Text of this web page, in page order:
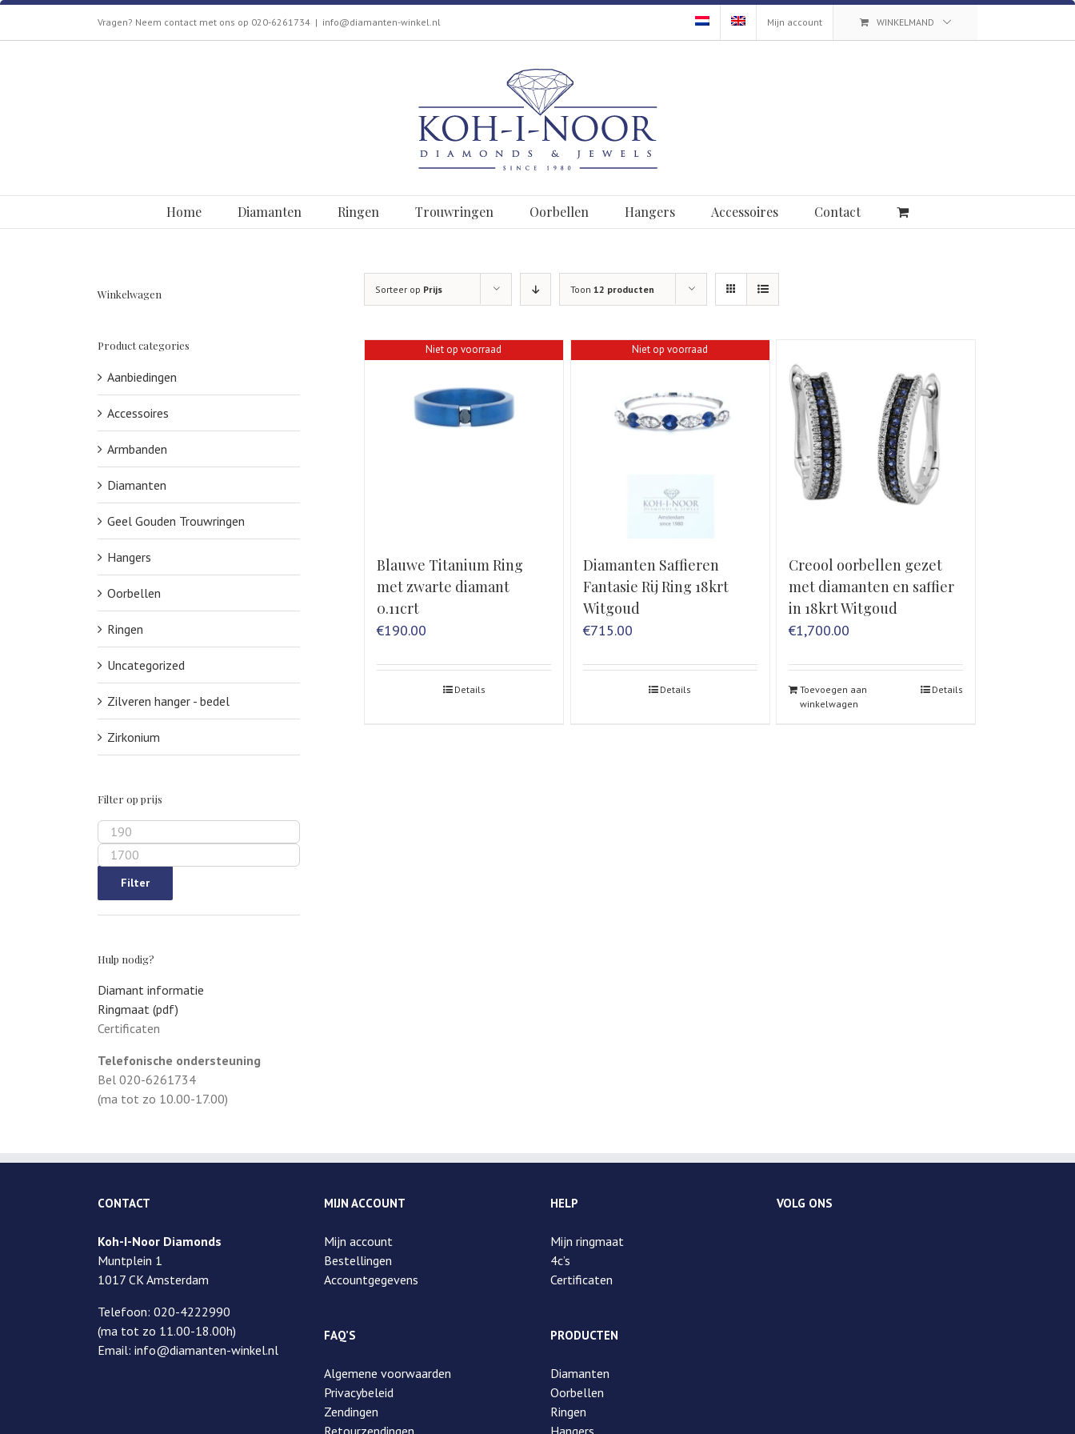
Skip
Vragen? Neem contact met ons op 020-6261734 | info@diamanten-winkel.nl Mijn account WINKELMAND
Home Diamanten Ringen Trouwringen Oorbellen Hangers Accessoires Contact
Sorteer op Prijs Toon 12 producten
Niet op voorraad
Blauwe Titanium Ring
met zwarte diamant
0.11crt
€190.00
Details
Niet op voorraad
Diamanten Saffieren
Fantasie Rij Ring 18krt
Witgoud
€715.00
Details
Creool oorbellen gezet
met diamanten en saffier
in 18krt Witgoud
€1,700.00
Toevoegen aan
winkelwagen
Details
Winkelwagen
Product categories
Aanbiedingen
Accessoires
Armbanden
Diamanten
Geel Gouden Trouwringen
Hangers
Oorbellen
Ringen
Uncategorized
Zilveren hanger - bedel
Zirkonium
Filter op prijs
Min.
prijs
Max.
prijs
Filter
Hulp nodig?
Diamant informatie
Ringmaat (pdf)
Certificaten
Telefonische ondersteuning
Bel 020-6261734
(ma tot zo 10.00-17.00)
CONTACT
Koh-I-Noor Diamonds
Muntplein 1
1017 CK Amsterdam
Telefoon: 020-4222990
(ma tot zo 11.00-18.00h)
Email: info@diamanten-winkel.nl
MIJN ACCOUNT
Mijn account
Bestellingen
Accountgegevens
FAQ’S
Algemene voorwaarden
Privacybeleid
Zendingen
HELP
Mijn ringmaat
4c’s
Certificaten
PRODUCTEN
Diamanten
Oorbellen
Ringen
VOLG ONS